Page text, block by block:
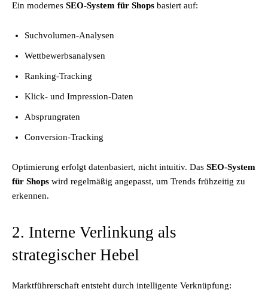
Ein modernes SEO-System für Shops basiert auf:
Suchvolumen-Analysen
Wettbewerbsanalysen
Ranking-Tracking
Klick- und Impression-Daten
Absprungraten
Conversion-Tracking
Optimierung erfolgt datenbasiert, nicht intuitiv. Das SEO-System
für Shops wird regelmäßig angepasst, um Trends frühzeitig zu
erkennen.
2. Interne Verlinkung als
strategischer Hebel
Marktführerschaft entsteht durch intelligente Verknüpfung: